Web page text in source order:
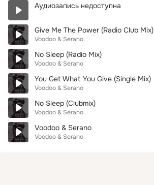
Аудиозапись недоступна
Give Me The Power (Radio Club Mix)
Voodoo & Serano
No Sleep (Radio Mix)
Voodoo & Serano
You Get What You Give (Single Mix)
Voodoo & Serano
No Sleep (Clubmix)
Voodoo & Serano
Voodoo & Serano
Voodoo & Serano